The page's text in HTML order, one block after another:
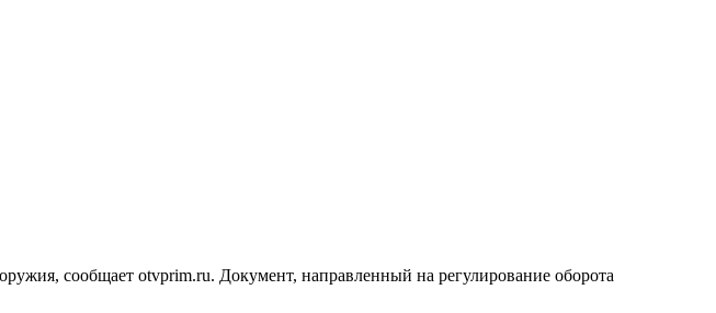
сообщает otvprim.ru. Документ, направленный на регулирование оборота